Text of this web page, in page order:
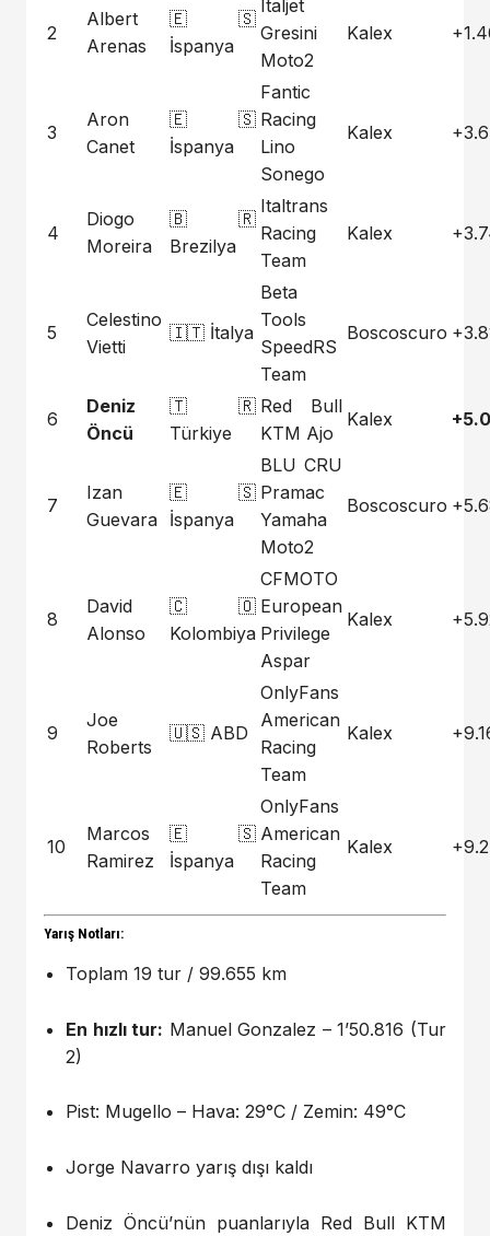
2
Albert
Arenas
🇪🇸
İspanya
Italjet
Gresini
Moto2
Kalex
3
Aron
Canet
🇪🇸
İspanya
Fantic
Racing
Lino
Sonego
Kalex
4
Diogo
Moreira
🇧🇷
Brezilya
Italtrans
Racing
Team
Kalex
5
Celestino
Vietti
🇮🇹 İtalya
Beta
Tools
SpeedRS
Team
Boscoscuro
6
Deniz
Öncü
🇹🇷
Türkiye
Red Bull
KTM Ajo
Kalex
7
Izan
Guevara
🇪🇸
İspanya
BLU CRU
Pramac
Yamaha
Moto2
Boscoscuro
8
David
Alonso
🇨🇴
Kolombiya
CFMOTO
European
Privilege
Aspar
Kalex
9
Joe
Roberts
🇺🇸 ABD
OnlyFans
American
Racing
Team
Kalex
10
Marcos
Ramirez
🇪🇸
İspanya
OnlyFans
American
Racing
Team
Kalex
Yarış Notları:
Toplam 19 tur / 99.655 km
En hızlı tur: Manuel Gonzalez – 1’50.816 (Tur
2)
Pist: Mugello – Hava: 29°C / Zemin: 49°C
Jorge Navarro yarış dışı kaldı
Deniz Öncü’nün puanlarıyla Red Bull KTM